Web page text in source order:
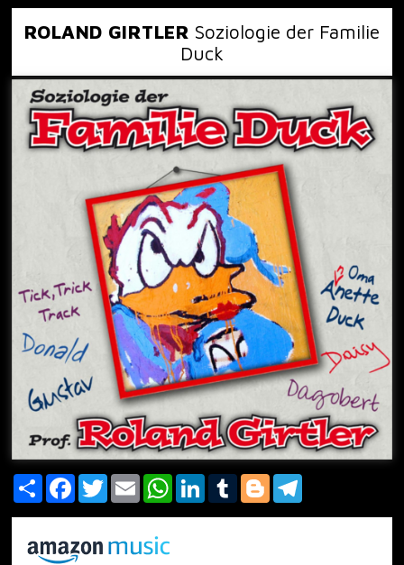
ROLAND GIRTLER Soziologie der Familie
Duck
Share FacebookTwitterEmail WhatsAppLinkedInTumblrBlogger